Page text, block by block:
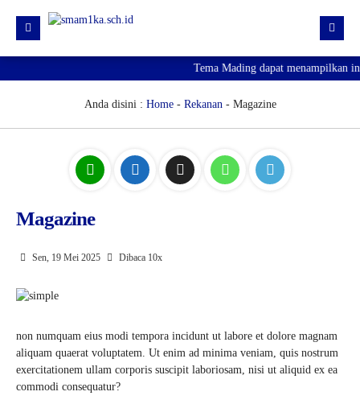
KURIKULUM
KESISWAAN
PJJ
PENGUMUMAN KELULUSAN
Tema Mading dapat menampilkan
Anda disini : Home- Rekanan- Magazine
Magazine
Sen, 19 Mei 2025 Dibaca 10x
non numquam eius modi tempora incidunt ut labore et dolore magnam
aliquam quaerat voluptatem. Ut enim ad minima veniam, quis nostrum
exercitationem ullam corporis suscipit laboriosam, nisi ut aliquid ex ea
commodi consequatur?